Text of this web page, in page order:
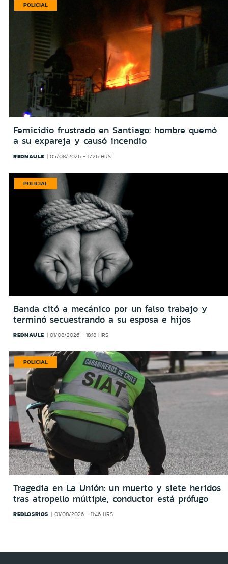
POLICIAL
Femicidio frustrado en Santiago: hombre quemó
a su expareja y causó incendio
REDMAULE 05/08/2026 - 17:26 HRS
POLICIAL
Banda citó a mecánico por un falso trabajo y
terminó secuestrando a su esposa e hijos
REDMAULE 01/08/2026 - 18:18 HRS
POLICIAL
Tragedia en La Unión: un muerto y siete heridos
tras atropello múltiple, conductor está prófugo
REDLOSRIOS 01/08/2026 - 11:46 HRS